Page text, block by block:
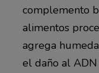
complemento
alimentos
agrega
el daño al